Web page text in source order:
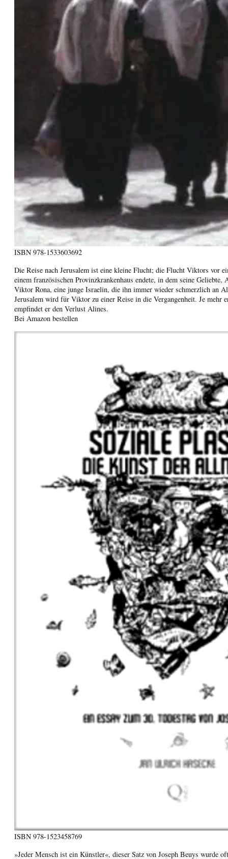
ISBN 978-1533603692
Die Reise nach Jerusalem ist eine kleine Flucht; die Flucht Viktors vor
einem französischen Provinzkrankenhaus endete, in dem seine
Viktor Rona, eine junge Israelin, die ihn immer wieder schmerzlich an
Jerusalem wird für Viktor zu einer Reise in die Vergangenheit. Je mehr
empfindet er den Verlust Alines.
Bei Amazon bestellen
ISBN 978-1523458769
»Jeder Mensch ist ein Künstler«, dieser Satz von Joseph Beuys wurde